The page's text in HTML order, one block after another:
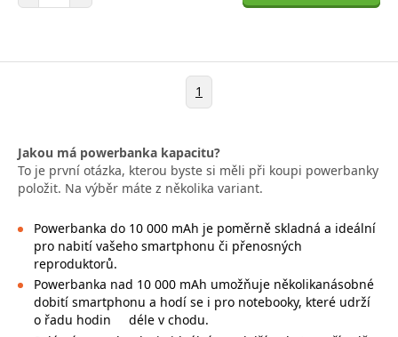
1
Jakou má powerbanka kapacitu?
To je první otázka, kterou byste si měli při koupi powerbanky
položit. Na výběr máte z několika variant.
Powerbanka do 10 000 mAh je poměrně skladná a ideální
pro nabití vašeho smartphonu či přenosných
reproduktorů.
Powerbanka nad 10 000 mAh umožňuje několikanásobné
dobití smartphonu a hodí se i pro notebooky, které udrží
o řadu hodin
déle v chodu.